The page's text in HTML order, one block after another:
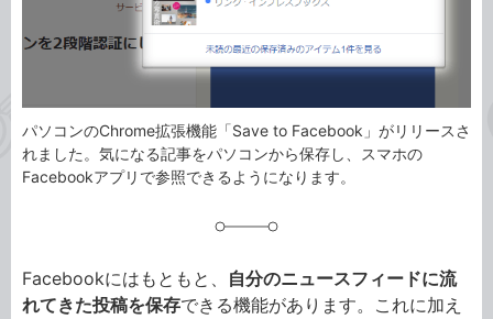
パソコンのChrome拡張機能「Save to Facebook」がリリースさ
れました。気になる記事をパソコンから保存し、スマホの
Facebookアプリで参照できるようになります。
Facebookにはもともと、 自分のニュースフィードに流
れてきた投稿を保存できる機能があります。これに加え